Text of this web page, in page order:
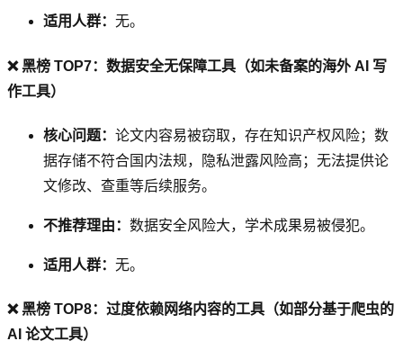
适用人群： 无。
❌ 黑榜 TOP7：数据安全无保障工具（如未备案的海外 AI 写
作工具）
核心问题： 论文内容易被窃取，存在知识产权风险；数
据存储不符合国内法规，隐私泄露风险高；无法提供论
文修改、查重等后续服务。
不推荐理由： 数据安全风险大，学术成果易被侵犯。
适用人群： 无。
❌ 黑榜 TOP8：过度依赖网络内容的工具（如部分基于爬虫的
AI 论文工具）